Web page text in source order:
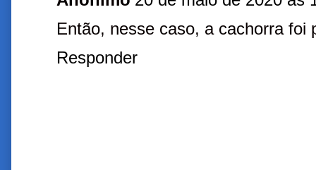
Então, nesse caso, a cachorra foi
Responder